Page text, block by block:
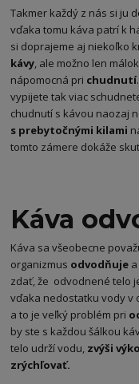
Takmer každý z nás si ju
vďaka tomu káva patrí k
si doprajeme aj niekoľko
kávy, ale možno len
nápomocná pri chudnutí
vypijete tak viac
chudnutí s kávou naozaj
s prebytočnými kilami
tomto zámere dokáže
Káva
Káva sa všeobecne
organizmus odvodňuje
zdať, že odvodnené telo
vďaka nedostatku vody v
a to je veľký problém pri
by ste s každou šálkou
telo udrží vodu, zvýši
zrýchľovať.